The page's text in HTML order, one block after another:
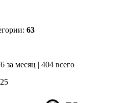
63
за месяц | 404 всего